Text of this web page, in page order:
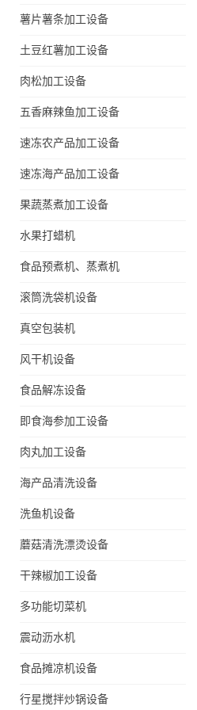
薯片薯条加工设备
土豆红薯加工设备
肉松加工设备
五香麻辣鱼加工设备
速冻农产品加工设备
速冻海产品加工设备
果蔬蒸煮加工设备
水果打蜡机
食品预煮机、蒸煮机
滚筒洗袋机设备
真空包装机
风干机设备
食品解冻设备
即食海参加工设备
肉丸加工设备
海产品清洗设备
洗鱼机设备
蘑菇清洗漂烫设备
干辣椒加工设备
多功能切菜机
震动沥水机
食品摊凉机设备
行星搅拌炒锅设备